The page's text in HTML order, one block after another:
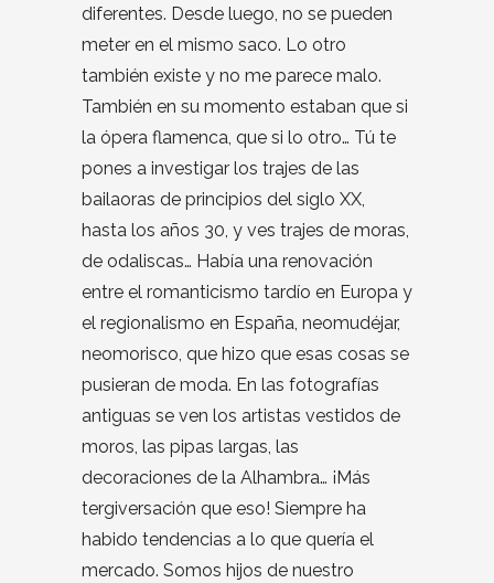
diferentes. Desde luego, no se pueden
meter en el mismo saco. Lo otro
también existe y no me parece malo.
También en su momento estaban que si
la ópera flamenca, que si lo otro… Tú te
pones a investigar los trajes de las
bailaoras de principios del siglo XX,
hasta los años 30, y ves trajes de moras,
de odaliscas… Había una renovación
entre el romanticismo tardío en Europa y
el regionalismo en España, neomudéjar,
neomorisco, que hizo que esas cosas se
pusieran de moda. En las fotografías
antiguas se ven los artistas vestidos de
moros, las pipas largas, las
decoraciones de la Alhambra… ¡Más
tergiversación que eso! Siempre ha
habido tendencias a lo que quería el
mercado. Somos hijos de nuestro